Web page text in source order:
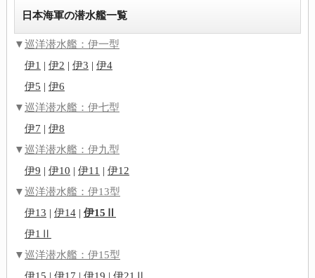
日本海軍の潜水艦一覧
▼巡洋潜水艦：伊一型
伊1 | 伊2 | 伊3 | 伊4
伊5 | 伊6
▼巡洋潜水艦：伊七型
伊7 | 伊8
▼巡洋潜水艦：伊九型
伊9 | 伊10 | 伊11 | 伊12
▼巡洋潜水艦：伊13型
伊13 | 伊14| 伊15Ⅱ
伊1Ⅱ
▼巡洋潜水艦：伊15型